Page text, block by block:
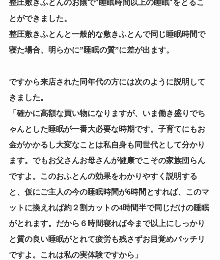
整圧敷きふとんのお陰で”睡眠時間以上の睡眠”をとるこ
とができました。
整圧敷きふとんと一般的な敷きふとんで同じ睡眠時間で
寝た場合、明らかに”睡眠の質”に差が出ます。
ですから来店された同年代の方には次のように説明して
きました。
「確かに高額な買い物になりますが、いま働き盛りでち
ゃんとした睡眠が一番大必要な時期です。子育てにもお
金がかかるし大変なことは私自身も同世代として分かり
ます。でもお父さんお母さんが健康でこその家族団らん
ですよ。このおふとんの効果をわかりやすく説明する
と、仮にご主人の今の睡眠時間が6時間とすれば、このマ
ットに換えれば約２割カットの4時間半で同じだけの睡眠
がとれます。だから６時間寝れば今まで以上にしっかり
と質の良い睡眠がとれて疲労も残さずお目覚めパッチリ
ですよ。これは私の実体験ですから」